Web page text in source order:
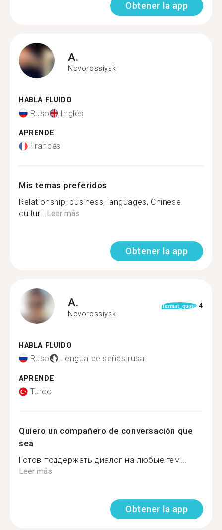
Obtener la app
A.
Novorossiysk
HABLA FLUIDO
Ruso Inglés
APRENDE
Francés
Mis temas preferidos
Relationship, business, languages, Chinese
cultur...Leer más
Obtener la app
A.
Novorossiysk
format_quote 4
HABLA FLUIDO
Ruso Lengua de señas rusa
APRENDE
Turco
Quiero un compañero de conversación que
sea
Готов поддержать диалог на любые тем...
Leer más
Obtener la app